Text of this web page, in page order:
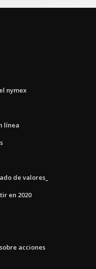
nymex
línea
de valores_
en 2020
acciones